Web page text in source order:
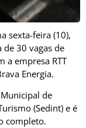
sexta-feira (10),
de 30 vagas de
a empresa RTT
Energia.
de
(Sedint) e é
completo.